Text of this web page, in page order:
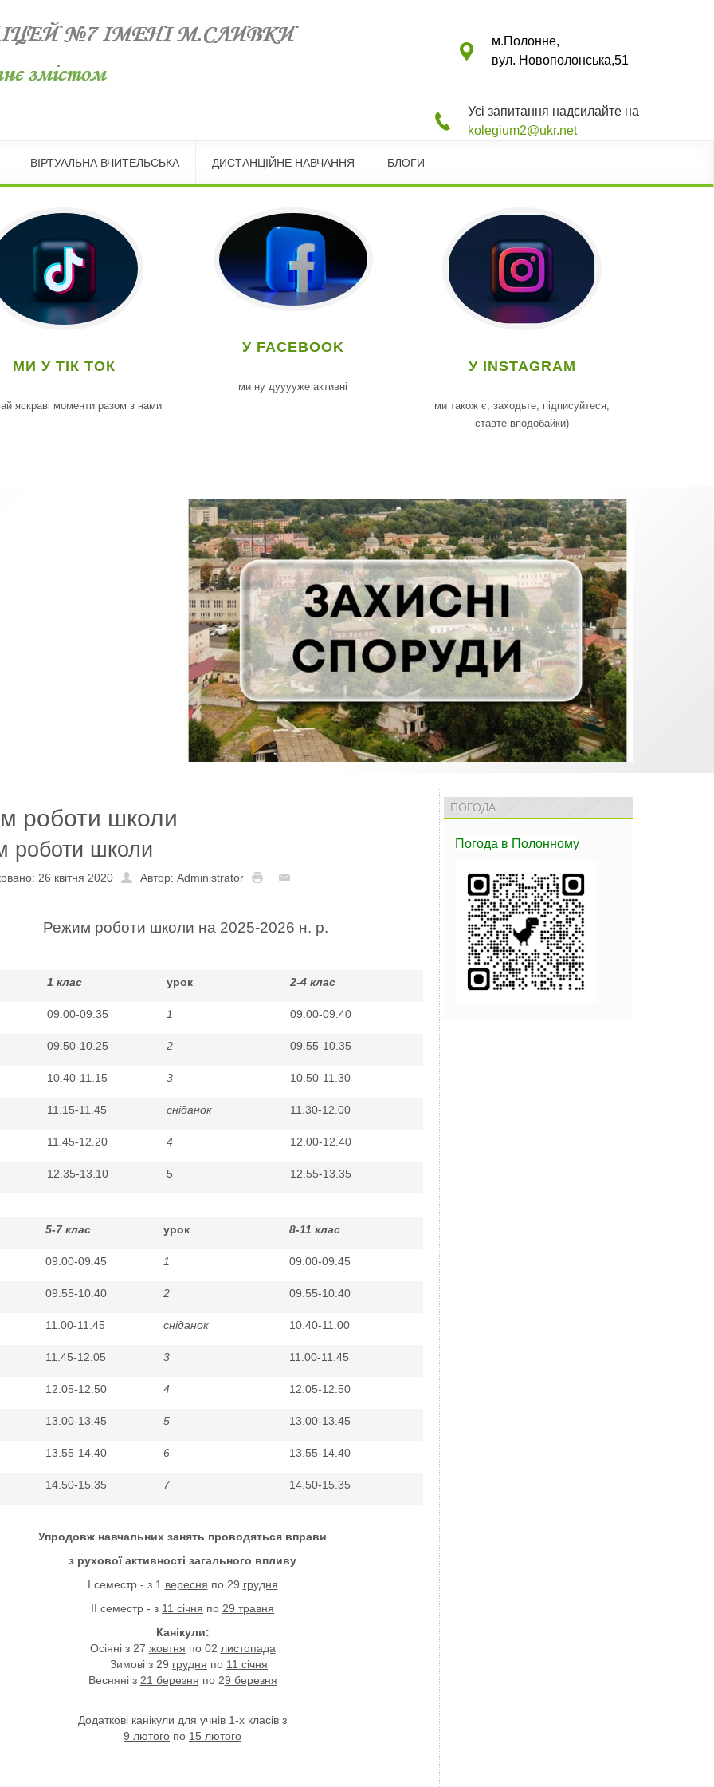
м.Полонне,
вул. Новополонська,51
Усі запитання надсилайте на
kolegium2@ukr.net
ВІРТУАЛЬНА ВЧИТЕЛЬСЬКА ДИСТАНЦІЙНЕ НАВЧАННЯ БЛОГИ
МИ У ТІК ТОК
яскраві моменти разом з нами
У FACEBOOK
ми ну дууууже активні
У INSTAGRAM
ми також є, заходьте, підписуйтеся,
ставте вподобайки)
роботи школи
роботи школи
26 квітня 2020 Автор: Administrator
Режим роботи школи на 2025-2026 н. р.
1 клас урок 2-4 клас
09.00-09.35 1 09.00-09.40
09.50-10.25 2 09.55-10.35
10.40-11.15 3 10.50-11.30
11.15-11.45 сніданок 11.30-12.00
11.45-12.20 4 12.00-12.40
12.35-13.10 5 12.55-13.35
5-7 клас урок 8-11 клас
09.00-09.45 1 09.00-09.45
09.55-10.40 2 09.55-10.40
11.00-11.45 сніданок 10.40-11.00
11.45-12.05 3 11.00-11.45
12.05-12.50 4 12.05-12.50
13.00-13.45 5 13.00-13.45
13.55-14.40 6 13.55-14.40
14.50-15.35 7 14.50-15.35
Упродовж навчальних занять проводяться вправи
з рухової активності загального впливу
I семестр - з 1 вересня по 29 грудня
II семестр - з 11 січня по 29 травня
Канікули:
Осінні з 27 жовтня по 02 листопада
Зимові з 29 грудня по 11 січня
Весняні з 21 березня по 29 березня
Додаткові канікули для учнів 1-х класів з
9 лютого по 15 лютого
ПОГОДА
Погода в Полонному